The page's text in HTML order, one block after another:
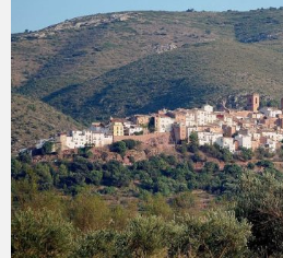
Concerts al Museu
Presentació del llibre &quot;La